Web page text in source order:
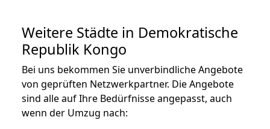
Weitere Städte in Demokratische
Republik Kongo
Bei uns bekommen Sie unverbindliche Angebote
von geprüften Netzwerkpartner. Die Angebote
sind alle auf Ihre Bedürfnisse angepasst, auch
wenn der Umzug nach: